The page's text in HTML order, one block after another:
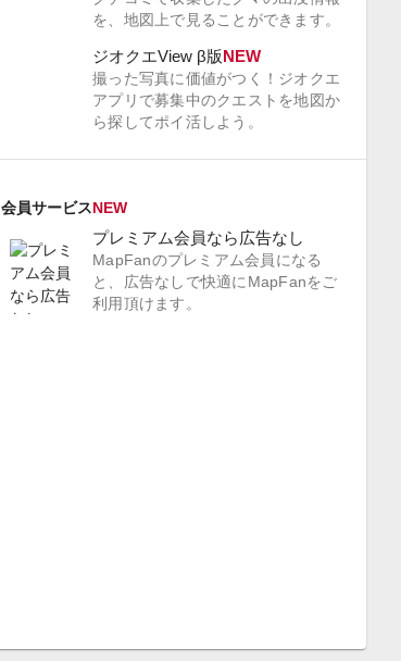
を、地図上で見ることができます。
ジオクエView β版NEW
撮った写真に価値がつく！ジオクエ
アプリで募集中のクエストを地図か
ら探してポイ活しよう。
会員サービスNEW
プレミアム会員なら広告なし
MapFanのプレミアム会員になる
と、広告なしで快適にMapFanをご
利用頂けます。